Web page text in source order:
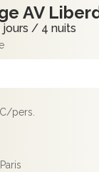
AV
jours / 4 nuits
pers.